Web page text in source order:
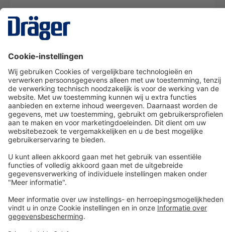
Dräger klantenservice
Over Dräger
Bestellen in onze webshop
Community